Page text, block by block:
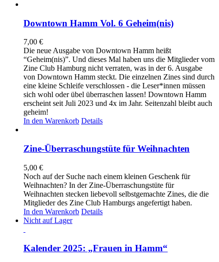
Downtown Hamm Vol. 6 Geheim(nis)
7,00 €
Die neue Ausgabe von Downtown Hamm heißt
“Geheim(nis)”. Und dieses Mal haben uns die Mitglieder vom
Zine Club Hamburg nicht verraten, was in der 6. Ausgabe
von Downtown Hamm steckt. Die einzelnen Zines sind durch
eine kleine Schleife verschlossen - die Leser*innen müssen
sich wohl oder übel überraschen lassen! Downtown Hamm
erscheint seit Juli 2023 und 4x im Jahr. Seitenzahl bleibt auch
geheim!
In den Warenkorb Details
Zine-Überraschungstüte für Weihnachten
5,00 €
Noch auf der Suche nach einem kleinen Geschenk für
Weihnachten? In der Zine-Überraschungstüte für
Weihnachten stecken liebevoll selbstgemachte Zines, die die
Mitglieder des Zine Club Hamburgs angefertigt haben.
In den Warenkorb Details
Nicht auf Lager
Kalender 2025: „Frauen in Hamm“